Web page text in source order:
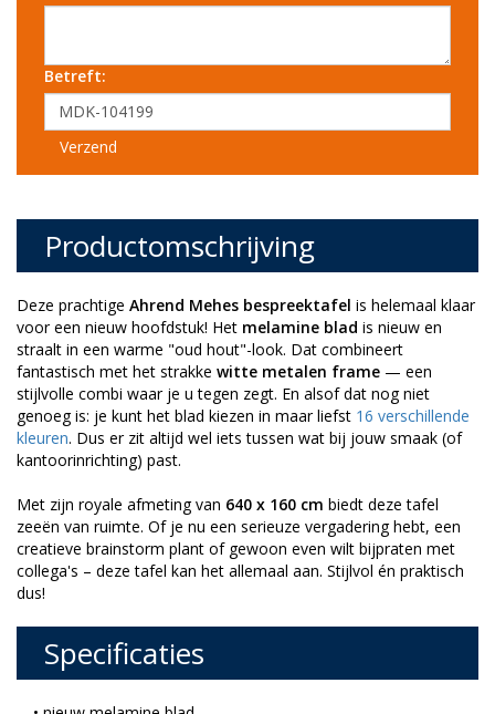
Betreft:
Verzend
Productomschrijving
Deze prachtige Ahrend Mehes bespreektafel is helemaal klaar
voor een nieuw hoofdstuk! Het melamine blad is nieuw en
straalt in een warme "oud hout"-look. Dat combineert
fantastisch met het strakke witte metalen frame — een
stijlvolle combi waar je u tegen zegt. En alsof dat nog niet
genoeg is: je kunt het blad kiezen in maar liefst 16 verschillende
kleuren. Dus er zit altijd wel iets tussen wat bij jouw smaak (of
kantoorinrichting) past.
Met zijn royale afmeting van 640 x 160 cm biedt deze tafel
zeeën van ruimte. Of je nu een serieuze vergadering hebt, een
creatieve brainstorm plant of gewoon even wilt bijpraten met
collega's – deze tafel kan het allemaal aan. Stijlvol én praktisch
dus!
Specificaties